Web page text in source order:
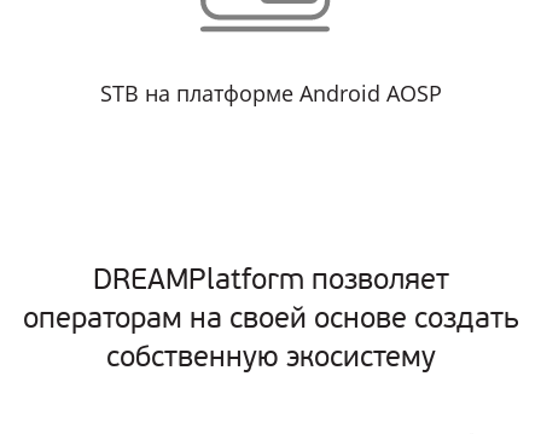
STB на платформе Android AOSP
DREAMPlatform позволяет
операторам на своей основе создать
собственную экосистему